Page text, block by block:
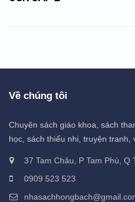
Về chúng tôi
Chuyên sách giáo khoa, sách
học, sách thiếu nhi, truyện
37 Tam Châu, P Tam Phú,
0909 523 523